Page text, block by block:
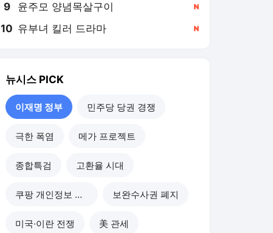
9 윤주모 양념목살구이
10 유부녀 킬러 드라마
뉴시스 PICK
이재명 정부 민주당 당권 경쟁
극한 폭염 메가 프로젝트
종합특검 고환율 시대
쿠팡 개인정보 유출 보완수사권 폐지
미국·이란 전쟁 美 관세